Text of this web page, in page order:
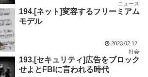
ニュース
194.[ネット]変容するフリーミアム
モデル
2023.02.12
社会
193.[セキュリティ]広告をブロック
せよとFBIに言われる時代